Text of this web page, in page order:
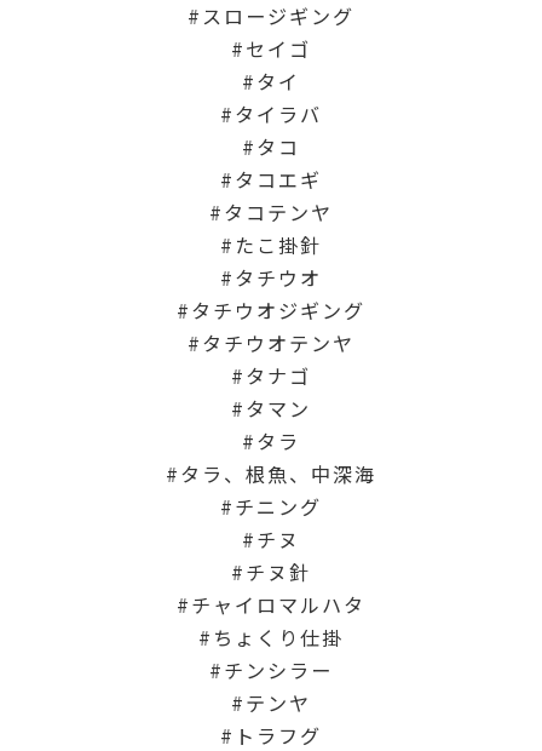
スロージギング
セイゴ
タイ
タイラバ
タコ
タコエギ
タコテンヤ
たこ掛針
タチウオ
タチウオジギング
タチウオテンヤ
タナゴ
タマン
タラ
タラ、根魚、中深海
チニング
チヌ
チヌ針
チャイロマルハタ
ちょくり仕掛
チンシラー
テンヤ
トラフグ